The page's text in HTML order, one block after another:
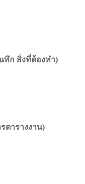
ทึก สิ่งที่ต้องทำ)
ตารางงาน)